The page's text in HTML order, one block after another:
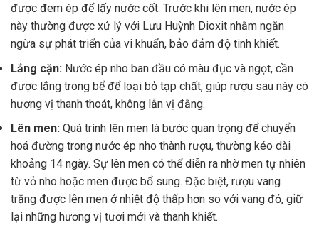
được đem ép để lấy nước cốt. Trước khi lên men, nước ép
này thường được xử lý với Lưu Huỳnh Dioxit nhằm ngăn
ngừa sự phát triển của vi khuẩn, bảo đảm độ tinh khiết.
Lắng cặn: Nước ép nho ban đầu có màu đục và ngọt, cần
được lắng trong bể để loại bỏ tạp chất, giúp rượu sau này có
hương vị thanh thoát, không lẫn vị đắng.
Lên men: Quá trình lên men là bước quan trọng để chuyển
hoá đường trong nước ép nho thành rượu, thường kéo dài
khoảng 14 ngày. Sự lên men có thể diễn ra nhờ men tự nhiên
từ vỏ nho hoặc men được bổ sung. Đặc biệt, rượu vang
trắng được lên men ở nhiệt độ thấp hơn so với vang đỏ, giữ
lại những hương vị tươi mới và thanh khiết.